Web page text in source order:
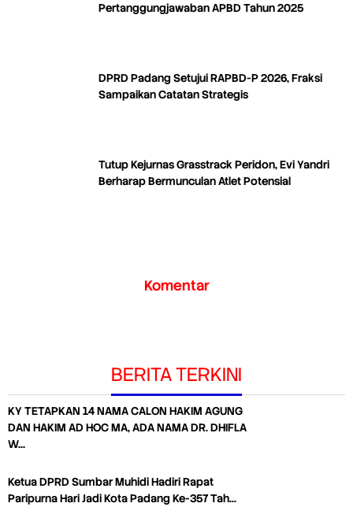
Pertanggungjawaban APBD Tahun 2025
DPRD Padang Setujui RAPBD-P 2026, Fraksi
Sampaikan Catatan Strategis
Tutup Kejurnas Grasstrack Peridon, Evi Yandri
Berharap Bermunculan Atlet Potensial
Komentar
BERITA TERKINI
KY TETAPKAN 14 NAMA CALON HAKIM AGUNG
DAN HAKIM AD HOC MA, ADA NAMA DR. DHIFLA
W…
Ketua DPRD Sumbar Muhidi Hadiri Rapat
Paripurna Hari Jadi Kota Padang Ke-357 Tah…